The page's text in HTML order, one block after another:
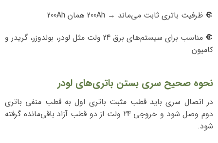
🔘 ظرفیت باتری ثابت می‌ماند → 200Ah همان 200Ah
🔘 مناسب برای سیستم‌های برق 24 ولت مثل لودر، بولدوزر، گریدر و
کامیون
نحوه صحیح سری بستن باتری‌های لودر
در اتصال سری باید قطب مثبت باتری اول به قطب منفی باتری
دوم وصل شود و خروجی 24 ولت از دو قطب آزاد باقی‌مانده گرفته
شود.